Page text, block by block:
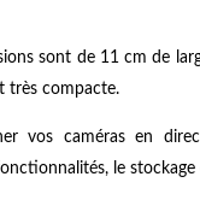
sont de 11 cm de
très compacte.
vos caméras en
le